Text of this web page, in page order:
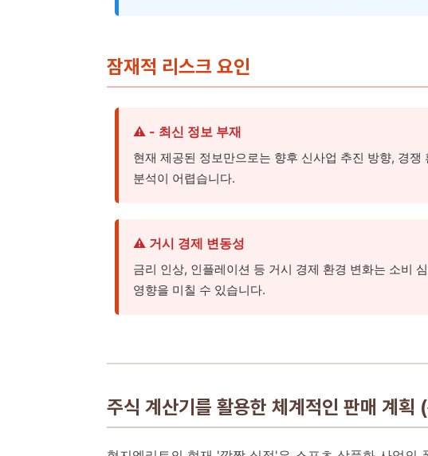
잠재적 리스크 요인
⚠️ - 최신 정보 부재
현재 제공된 정보만으로는 향후 신사업 추진 방향, 경
분석이 어렵습니다.
⚠️ 거시 경제 변동성
금리 인상, 인플레이션 등 거시 경제 환경 변화는 소비
영향을 미칠 수 있습니다.
주식 계산기를 활용한 체계적인 판매 계획